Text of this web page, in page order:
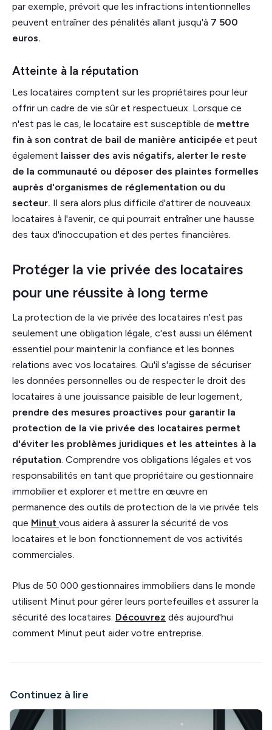
par exemple, prévoit que les infractions intentionnelles
peuvent entraîner des pénalités allant jusqu'à 7 500
euros.
Atteinte à la réputation
Les locataires comptent sur les propriétaires pour leur
offrir un cadre de vie sûr et respectueux. Lorsque ce
n'est pas le cas, le locataire est susceptible de mettre
fin à son contrat de bail de manière anticipée et peut
également laisser des avis négatifs, alerter le reste
de la communauté ou déposer des plaintes formelles
auprès d'organismes de réglementation ou du
secteur. Il sera alors plus difficile d'attirer de nouveaux
locataires à l'avenir, ce qui pourrait entraîner une hausse
des taux d'inoccupation et des pertes financières.
Protéger la vie privée des locataires
pour une réussite à long terme
La protection de la vie privée des locataires n'est pas
seulement une obligation légale, c'est aussi un élément
essentiel pour maintenir la confiance et les bonnes
relations avec vos locataires. Qu'il s'agisse de sécuriser
les données personnelles ou de respecter le droit des
locataires à une jouissance paisible de leur logement,
prendre des mesures proactives pour garantir la
protection de la vie privée des locataires permet
d'éviter les problèmes juridiques et les atteintes à la
réputation. Comprendre vos obligations légales et vos
responsabilités en tant que propriétaire ou gestionnaire
immobilier et explorer et mettre en œuvre en
permanence des outils de protection de la vie privée tels
que Minut vous aidera à assurer la sécurité de vos
locataires et le bon fonctionnement de vos activités
commerciales.
Plus de 50 000 gestionnaires immobiliers dans le monde
utilisent Minut pour gérer leurs portefeuilles et assurer la
sécurité des locataires. Découvrez dès aujourd'hui
comment Minut peut aider votre entreprise.
Continuez à lire